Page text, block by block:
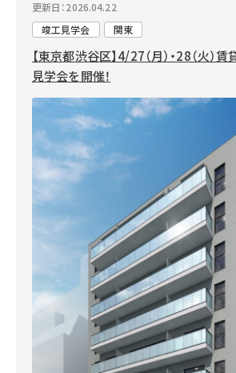
更新日：2026.04.22
竣工見学会
関東
【東京都渋谷区】4/27（月）・28（火）
見学会を開催！